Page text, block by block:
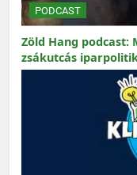
PODCAST
Zöld Hang podcast:
zsákutcás